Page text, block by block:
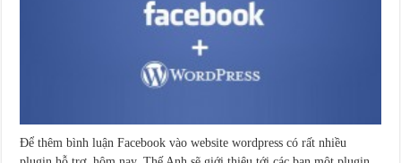
Để thêm bình luận Facebook vào website wordpress có rất nhiều